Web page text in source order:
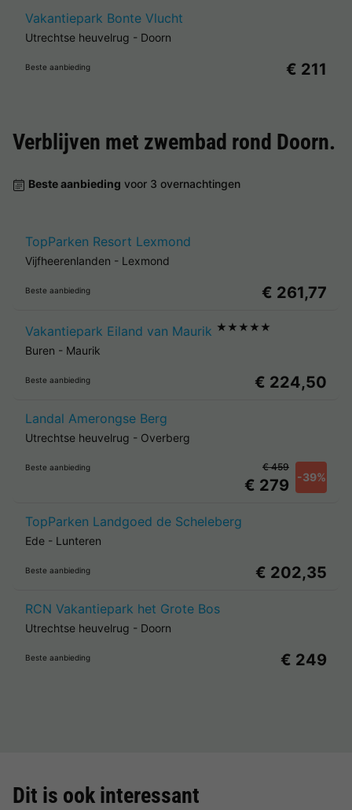
Vakantiepark Bonte Vlucht
Utrechtse heuvelrug - Doorn
Beste aanbieding € 211
Verblijven met zwembad rond Doorn.
Beste aanbieding voor 3 overnachtingen
TopParken Resort Lexmond
Vijfheerenlanden - Lexmond
Beste aanbieding € 261,77
Vakantiepark Eiland van Maurik ★★★★★
Buren - Maurik
Beste aanbieding € 224,50
Landal Amerongse Berg
Utrechtse heuvelrug - Overberg
Beste aanbieding
€ 279 -39%
€ 459
TopParken Landgoed de Scheleberg
Ede - Lunteren
Beste aanbieding € 202,35
RCN Vakantiepark het Grote Bos
Utrechtse heuvelrug - Doorn
Beste aanbieding € 249
Dit is ook interessant